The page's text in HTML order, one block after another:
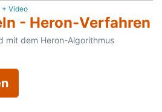
+ Video
- Heron-Verfahren
mit dem Heron-Algorithmus